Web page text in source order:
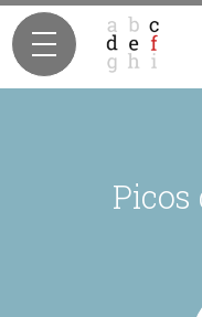
Picos